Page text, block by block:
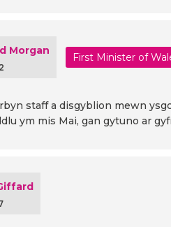
Morgan
First Minister of
staff a disgyblion mewn
ym mis Mai, gan gytuno ar